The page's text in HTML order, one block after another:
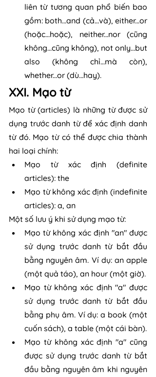
liên từ tương quan phổ biến bao
gồm: both...and (cả...và), either...or
(hoặc...hoặc), neither...nor (cũng
không...cũng không), not only...but
also (không chỉ...mà còn),
whether...or (dù...hay).
XXI. Mạo từ
Mạo từ (articles) là những từ được sử
dụng trước danh từ để xác định danh
từ đó. Mạo từ có thể được chia thành
hai loại chính:
Mạo từ xác định (definite
articles): the
Mạo từ không xác định (indefinite
articles): a, an
Một số lưu ý khi sử dụng mạo từ:
Mạo từ không xác định "an" được
sử dụng trước danh từ bắt đầu
bằng nguyên âm. Ví dụ: an apple
(một quả táo), an hour (một giờ).
Mạo từ không xác định "a" được
sử dụng trước danh từ bắt đầu
bằng phụ âm. Ví dụ: a book (một
cuốn sách), a table (một cái bàn).
Mạo từ không xác định "a" cũng
được sử dụng trước danh từ bắt
đầu bằng nguyên âm khi nguyên